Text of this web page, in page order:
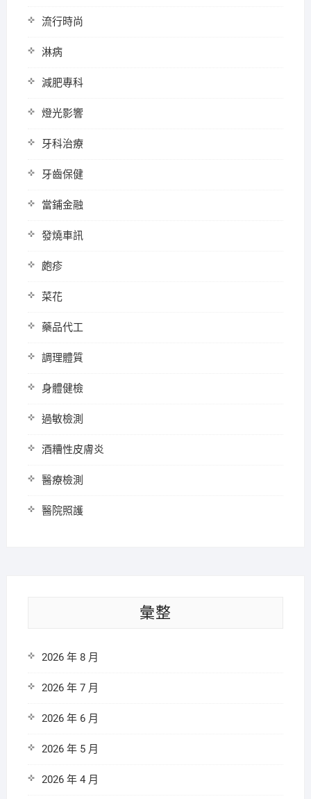
流行時尚
淋病
減肥專科
燈光影響
牙科治療
牙齒保健
當鋪金融
發燒車訊
皰疹
菜花
藥品代工
調理體質
身體健檢
過敏檢測
酒糟性皮膚炎
醫療檢測
醫院照護
彙整
2026 年 8 月
2026 年 7 月
2026 年 6 月
2026 年 5 月
2026 年 4 月